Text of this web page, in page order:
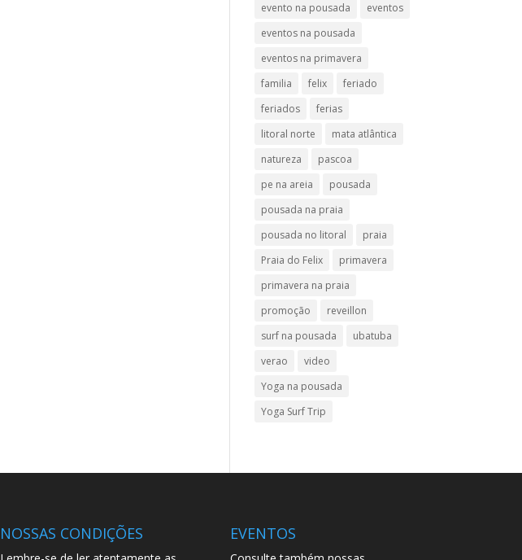
evento na pousada
eventos
eventos na pousada
eventos na primavera
familia
felix
feriado
feriados
ferias
litoral norte
mata atlântica
natureza
pascoa
pe na areia
pousada
pousada na praia
pousada no litoral
praia
Praia do Felix
primavera
primavera na praia
promoção
reveillon
surf na pousada
ubatuba
verao
video
Yoga na pousada
Yoga Surf Trip
NOSSAS CONDIÇÕES EVENTOS